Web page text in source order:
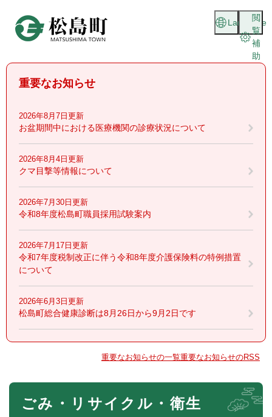
頭
閲
覧
補
助
Language
重要なお知らせ
2026年8月7日更新
お盆期間中における医療機関の診療状況について
2026年8月4日更新
クマ目撃等情報について
2026年7月30日更新
令和8年度松島町職員採用試験案内
2026年7月17日更新
令和7年度税制改正に伴う令和8年度介護保険料の特例措置
について
2026年6月3日更新
松島町総合健康診断は8月26日から9月2日です
重要なお知らせの一覧重要なお知らせのRSS
本
ごみ・リサイクル・衛生